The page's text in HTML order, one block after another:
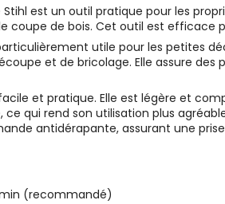
est un outil pratique pour les
coupe de bois. Cet outil est efficace
utile pour les petites
et de bricolage. Elle assure
et pratique. Elle est légère et
qui rend son utilisation plus
antidérapante, assurant une
(recommandé)